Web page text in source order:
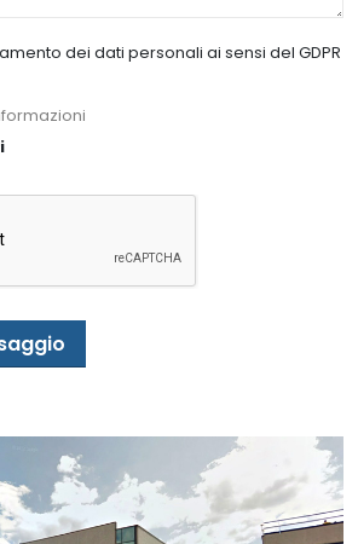
dei dati personali ai sensi del GDPR